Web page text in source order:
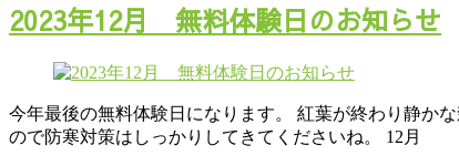
2023年12月 無料体験日のお知らせ
今年最後の無料体験日になります。 紅葉が終わり静か
ので防寒対策はしっかりしてきてくださいね。 12月